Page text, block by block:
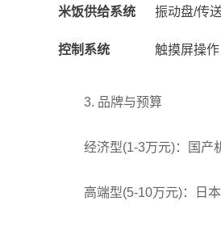
米饭供给系统 振动盘/传
控制系统 触摸屏操作
3. 品牌与预算
经济型(1-3万元)：国产机
高端型(5-10万元)：日本